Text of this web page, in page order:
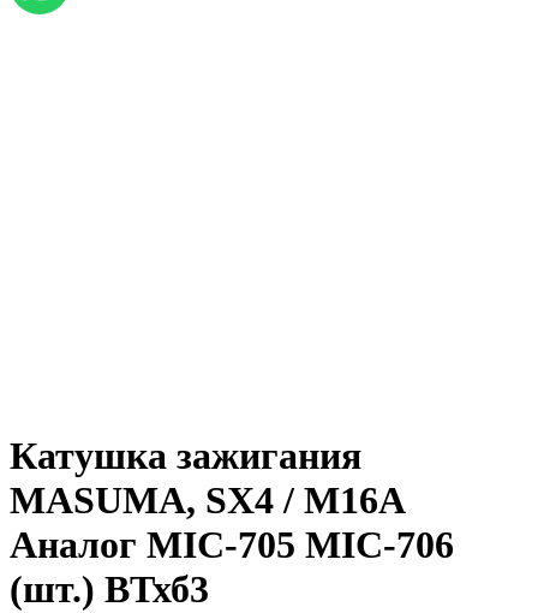
Катушка зажигания
MASUMA, SX4 / M16A
Аналог MIC-705 MIC-706
(шт.) ВТхб3